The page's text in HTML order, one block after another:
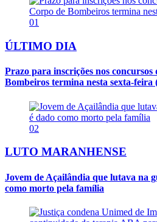
01
ÚLTIMO DIA
Prazo para inscrições nos
Bombeiros termina nesta sexta-feira
02
LUTO MARANHENSE
Jovem de Açailândia que lutava na
como morto pela família